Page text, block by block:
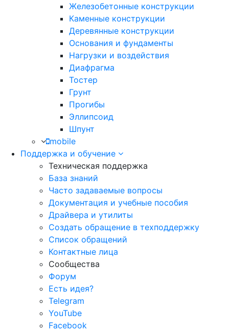
Железобетонные конструкции
Каменные конструкции
Деревянные конструкции
Основания и фундаменты
Нагрузки и воздействия
Диафрагма
Тостер
Грунт
Прогибы
Эллипсоид
Шпунт
mobile
Поддержка и обучение
Техническая поддержка
База знаний
Часто задаваемые вопросы
Документация и учебные пособия
Драйвера и утилиты
Создать обращение в техподдержку
Список обращений
Контактные лица
Сообщества
Форум
Есть идея?
Telegram
YouTube
Facebook